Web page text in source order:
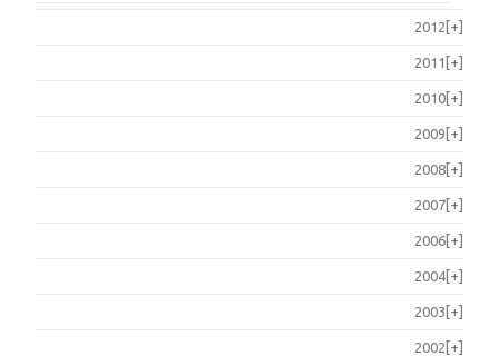
[+]
2012
[+]
2011
[+]
2010
[+]
2009
[+]
2008
[+]
2007
[+]
2006
[+]
2004
[+]
2003
[+]
2002